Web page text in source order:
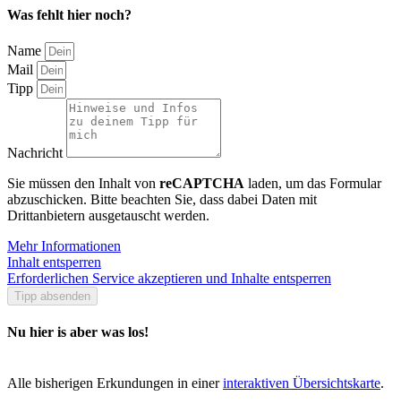
Was fehlt hier noch?
Name
Mail
Tipp
Nachricht
Sie müssen den Inhalt von reCAPTCHA laden, um das Formular
abzuschicken. Bitte beachten Sie, dass dabei Daten mit
Drittanbietern ausgetauscht werden.
Mehr Informationen
Inhalt entsperren
Erforderlichen Service akzeptieren und Inhalte entsperren
Tipp absenden
Nu hier is aber was los!
Alle bisherigen Erkundungen in einerinteraktiven Übersichtskarte.